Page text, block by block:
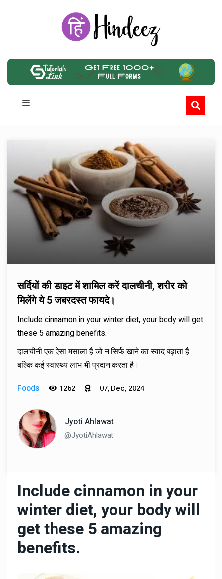
सर्दियों की डाइट में शामिल करें दालचीनी, शरीर को
मिलेंगे ये 5 जबरदस्त फायदे।
Include cinnamon in your winter diet, your body will get
these 5 amazing benefits.
दालचीनी एक ऐसा मसाला है जो न सिर्फ खाने का स्वाद बढ़ाता है
बल्कि कई स्वास्थ्य लाभ भी प्रदान करता है।
Foods
1262 07, Dec, 2024
Jyoti Ahlawat
@JyotiAhlawat
Include cinnamon in your
winter diet, your body will
get these 5 amazing
benefits.